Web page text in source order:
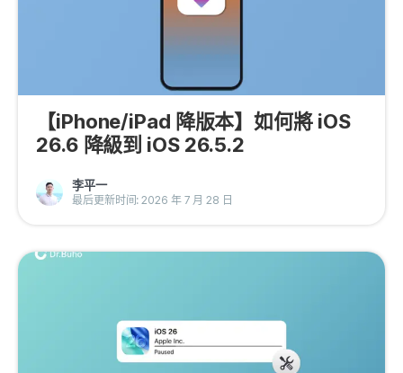
【iPhone/iPad 降版本】如何將 iOS
26.6 降級到 iOS 26.5.2
李平一
最后更新时间: 2026 年 7 月 28 日